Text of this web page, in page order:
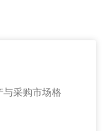
与采购市场格